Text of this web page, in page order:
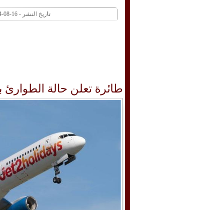
تاريخ النشر - 16-08-2024 10:29 AM عدد المشاهدات 1 | عدد التعليقات 0
طائرة تعلن حالة